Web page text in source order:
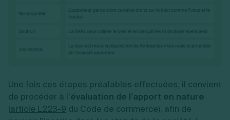
Une fois ces étapes préalables effectuées, il convient
de procéder à l’évaluation de l’apport en nature
(article L223-9 du Code de commerce), afin de